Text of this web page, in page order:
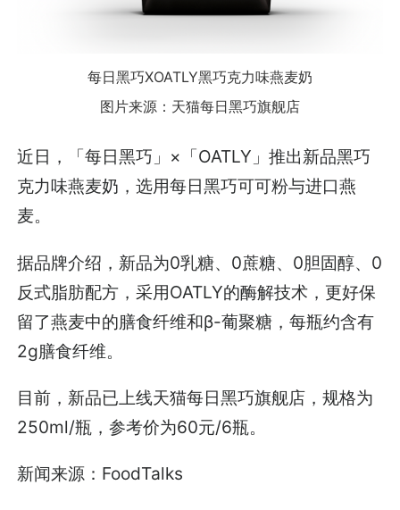
每日黑巧XOATLY黑巧克力味燕麦奶
图片来源：天猫每日黑巧旗舰店
近日，「每日黑巧」×「OATLY」推出新品黑巧
克力味燕麦奶，选用每日黑巧可可粉与进口燕
麦。
据品牌介绍，新品为0乳糖、0蔗糖、0胆固醇、0
反式脂肪配方，采用OATLY的酶解技术，更好保
留了燕麦中的膳食纤维和β-葡聚糖，每瓶约含有
2g膳食纤维。
目前，新品已上线天猫每日黑巧旗舰店，规格为
250ml/瓶，参考价为60元/6瓶。
新闻来源：FoodTalks